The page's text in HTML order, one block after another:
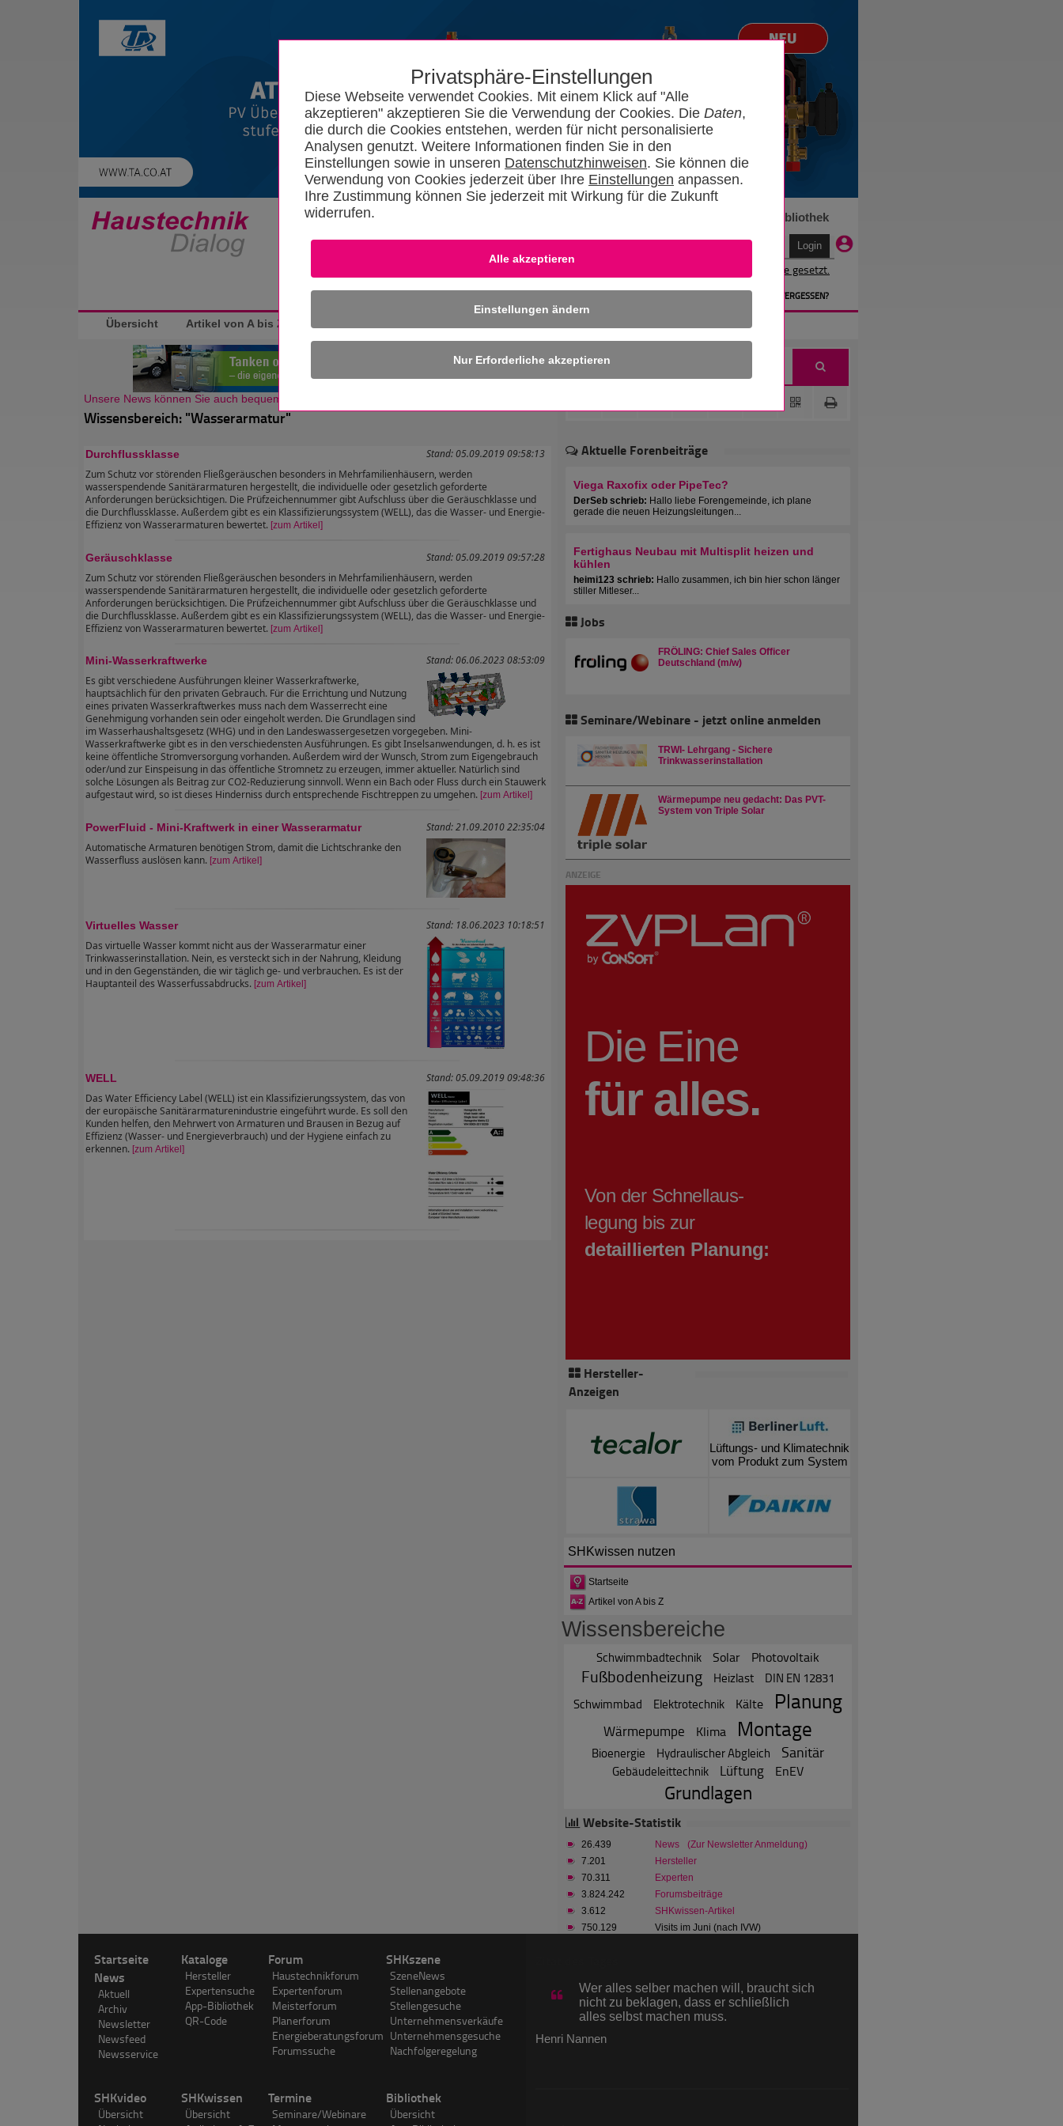
Privatsphäre-Einstellungen
Diese Webseite verwendet Cookies. Mit einem Klick auf "Alle
akzeptieren" akzeptieren Sie die Verwendung der Cookies. Die Daten,
die durch die Cookies entstehen, werden für nicht personalisierte
Analysen genutzt. Weitere Informationen finden Sie in den
Einstellungen sowie in unseren Datenschutzhinweisen. Sie können die
Verwendung von Cookies jederzeit über Ihre Einstellungen anpassen.
Ihre Zustimmung können Sie jederzeit mit Wirkung für die Zukunft
widerrufen.
Einstellungen ändern
Startseite News Bibliothek
Dafür wird ein Cookie gesetzt.
» PASSWORT VERGESSEN?
Übersicht Artikel von A bis Z
Unsere News können Sie auch bequem als Newsletter erhalten!
Wissensbereich: "Wasserarmatur"
Stand: 05.09.2019 09:58:13
Durchflussklasse
Zum Schutz vor störenden Fließgeräuschen besonders in Mehrfamilienhäusern, werden
wasserspendende Sanitärarmaturen hergestellt, die individuelle oder gesetzlich geforderte
Anforderungen berücksichtigen. Die Prüfzeichennummer gibt Aufschluss über die Geräuschklasse und
die Durchflussklasse. Außerdem gibt es ein Klassifizierungssystem (WELL), das die Wasser- und Energie-
Effizienz von Wasserarmaturen bewertet. [zum Artikel]
Stand: 05.09.2019 09:57:28
Geräuschklasse
Zum Schutz vor störenden Fließgeräuschen besonders in Mehrfamilienhäusern, werden
wasserspendende Sanitärarmaturen hergestellt, die individuelle oder gesetzlich geforderte
Anforderungen berücksichtigen. Die Prüfzeichennummer gibt Aufschluss über die Geräuschklasse und
die Durchflussklasse. Außerdem gibt es ein Klassifizierungssystem (WELL), das die Wasser- und Energie-
Effizienz von Wasserarmaturen bewertet. [zum Artikel]
Stand: 06.06.2023 08:53:09
Mini-Wasserkraftwerke
Es gibt verschiedene Ausführungen kleiner Wasserkraftwerke,
hauptsächlich für den privaten Gebrauch. Für die Errichtung und Nutzung
eines privaten Wasserkraftwerkes muss nach dem Wasserrecht eine
Genehmigung vorhanden sein oder eingeholt werden. Die Grundlagen sind
im Wasserhaushaltsgesetz (WHG) und in den Landeswassergesetzen vorgegeben. Mini-
Wasserkraftwerke gibt es in den verschiedensten Ausführungen. Es gibt Inselsanwendungen, d. h. es ist
keine öffentliche Stromversorgung vorhanden. Außerdem wird der Wunsch, Strom zum Eigengebrauch
oder/und zur Einspeisung in das öffentliche Stromnetz zu erzeugen, immer aktueller. Natürlich sind
solche Lösungen als Beitrag zur CO2-Reduzierung sinnvoll. Wenn ein Bach oder Fluss durch ein Stauwerk
aufgestaut wird, so ist dieses Hinderniss durch entsprechende Fischtreppen zu umgehen. [zum Artikel]
Stand: 21.09.2010 22:35:04
PowerFluid - Mini-Kraftwerk in einer Wasserarmatur
Automatische Armaturen benötigen Strom, damit die Lichtschranke den
Wasserfluss auslösen kann. [zum Artikel]
Stand: 18.06.2023 10:18:51
Virtuelles Wasser
Das virtuelle Wasser kommt nicht aus der Wasserarmatur einer
Trinkwasserinstallation. Nein, es versteckt sich in der Nahrung, Kleidung
und in den Gegenständen, die wir täglich ge- und verbrauchen. Es ist der
Hauptanteil des Wasserfussabdrucks. [zum Artikel]
Stand: 05.09.2019 09:48:36
WELL
Das Water Efficiency Label (WELL) ist ein Klassifizierungssystem, das von
der europäische Sanitärarmaturenindustrie eingeführt wurde. Es soll den
Kunden helfen, den Mehrwert von Armaturen und Brausen in Bezug auf
Effizienz (Wasser- und Energieverbrauch) und der Hygiene einfach zu
erkennen. [zum Artikel]
Aktuelle Forenbeiträge
Viega Raxofix oder PipeTec?
DerSeb schrieb: Hallo liebe Forengemeinde, ich plane
gerade die neuen Heizungsleitungen...
Fertighaus Neubau mit Multisplit heizen und
kühlen
heimi123 schrieb: Hallo zusammen, ich bin hier schon länger
stiller Mitleser...
Jobs
FRÖLING: Chief Sales Officer
Deutschland (m/w)
Seminare/Webinare - jetzt online anmelden
TRWI- Lehrgang - Sichere
Trinkwasserinstallation
Wärmepumpe neu gedacht: Das PVT-
System von Triple Solar
ANZEIGE
Hersteller-
Anzeigen
Lüftungs- und Klimatechnik
vom Produkt zum System
SHKwissen nutzen
Startseite
Artikel von A bis Z
Wissensbereiche
Schwimmbadtechnik Solar Photovoltaik
Fußbodenheizung Heizlast
DIN EN 12831
Schwimmbad
Elektrotechnik Kälte Planung
Wärmepumpe Klima Montage
Bioenergie Hydraulischer Abgleich Sanitär
Gebäudeleittechnik Lüftung EnEV
Grundlagen
Website-Statistik
26.439 News
(Zur Newsletter Anmeldung)
7.201
Hersteller
70.311
Experten
3.824.242
Forumsbeiträge
3.612
SHKwissen-Artikel
750.129
Visits im Juni (nach IVW)
Startseite
News
Aktuell
Archiv
Newsletter
Newsfeed
Newsservice
Kataloge
Hersteller
Expertensuche
App-Bibliothek
QR-Code
Forum
Haustechnikforum
Expertenforum
Meisterforum
Planerforum
Energieberatungsforum
Forumssuche
SHKszene
SzeneNews
Stellenangebote
Stellengesuche
Unternehmensverkäufe
Unternehmensgesuche
Nachfolgeregelung
SHKvideo
Übersicht
SHKwissen
Übersicht
Termine
Seminare/Webinare
Bibliothek
Übersicht
Wer alles selber machen will, braucht sich
nicht zu beklagen, dass er schließlich
alles selbst machen muss.
Henri Nannen